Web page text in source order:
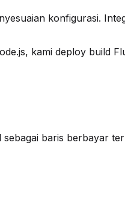
konfigurasi.
kami deploy build
baris berbayar